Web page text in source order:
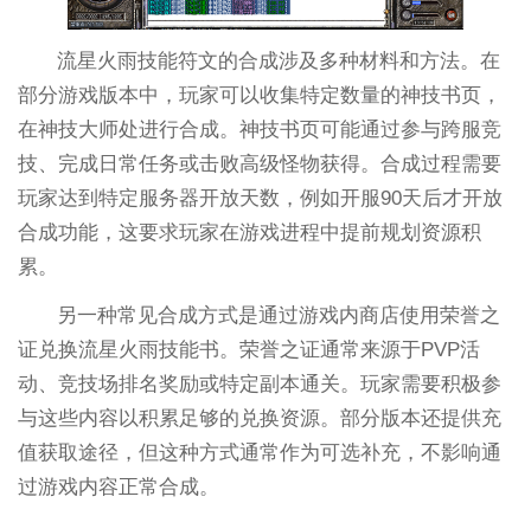
流星火雨技能符文的合成涉及多种材料和方法。在
部分游戏版本中，玩家可以收集特定数量的神技书页，
在神技大师处进行合成。神技书页可能通过参与跨服竞
技、完成日常任务或击败高级怪物获得。合成过程需要
玩家达到特定服务器开放天数，例如开服90天后才开放
合成功能，这要求玩家在游戏进程中提前规划资源积
累。
另一种常见合成方式是通过游戏内商店使用荣誉之
证兑换流星火雨技能书。荣誉之证通常来源于PVP活
动、竞技场排名奖励或特定副本通关。玩家需要积极参
与这些内容以积累足够的兑换资源。部分版本还提供充
值获取途径，但这种方式通常作为可选补充，不影响通
过游戏内容正常合成。